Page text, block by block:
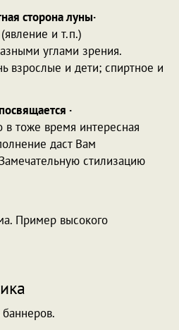
сторона луны·
и т.п.)
углами зрения.
взрослые и дети; спиртное и
·
в тоже время интересная
даст Вам
стилизацию
Пример высокого